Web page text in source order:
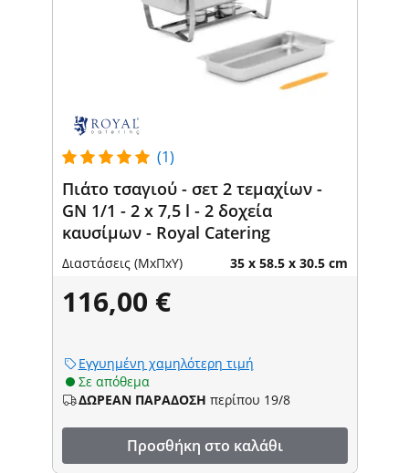
(1)
Πιάτο τσαγιού - σετ 2 τεμαχίων -
GN 1/1 - 2 x 7,5 l - 2 δοχεία
καυσίμων - Royal Catering
Διαστάσεις (ΜxΠxΥ) 35 x 58.5 x 30.5 cm
116,00 €
Εγγυημένη χαμηλότερη τιμή
Σε απόθεμα
ΔΩΡΕΑΝ ΠΑΡΑΔΟΣΗ περίπου 19/8
Προσθήκη στο καλάθι